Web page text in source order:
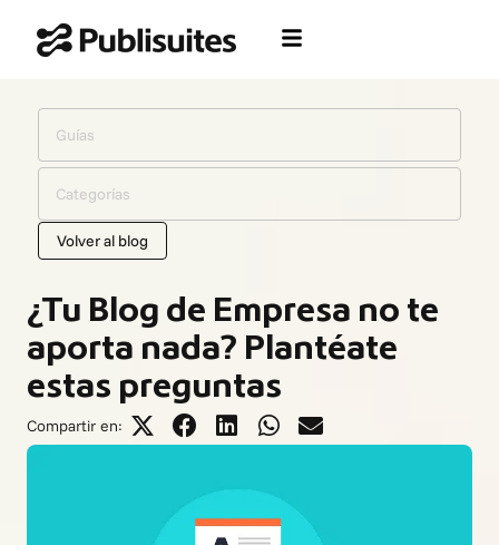
Categorías
Volver al blog
Guías
¿Tu Blog de Empresa no te
aporta nada? Plantéate
estas preguntas
Compartir en: